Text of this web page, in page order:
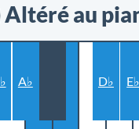
Altéré au
A♭ D♭ E♭